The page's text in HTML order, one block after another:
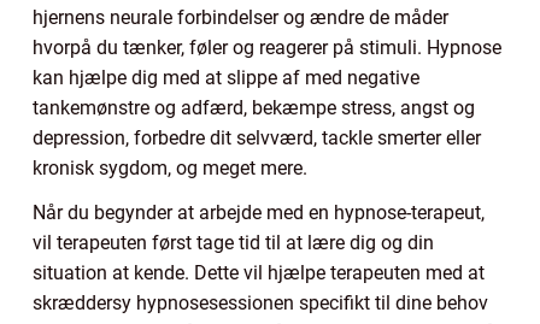
hjernens neurale forbindelser og ændre de måder
hvorpå du tænker, føler og reagerer på stimuli. Hypnose
kan hjælpe dig med at slippe af med negative
tankemønstre og adfærd, bekæmpe stress, angst og
depression, forbedre dit selvværd, tackle smerter eller
kronisk sygdom, og meget mere.
Når du begynder at arbejde med en hypnose-terapeut,
vil terapeuten først tage tid til at lære dig og din
situation at kende. Dette vil hjælpe terapeuten med at
skræddersy hypnosesessionen specifikt til dine behov